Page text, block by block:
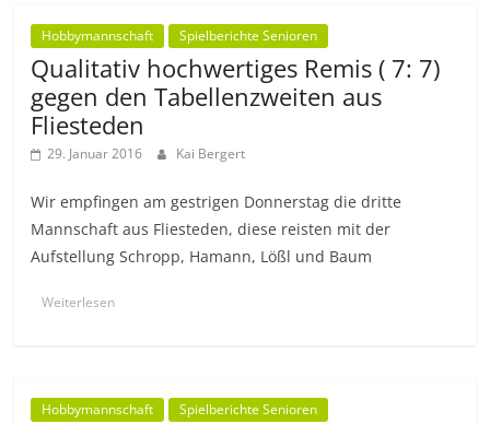
Hobbymannschaft Spielberichte Senioren
Qualitativ hochwertiges Remis ( 7: 7)
gegen den Tabellenzweiten aus
Fliesteden
29. Januar 2016 Kai Bergert
Wir empfingen am gestrigen Donnerstag die dritte
Mannschaft aus Fliesteden, diese reisten mit der
Aufstellung Schropp, Hamann, Lößl und Baum
Weiterlesen
Hobbymannschaft Spielberichte Senioren